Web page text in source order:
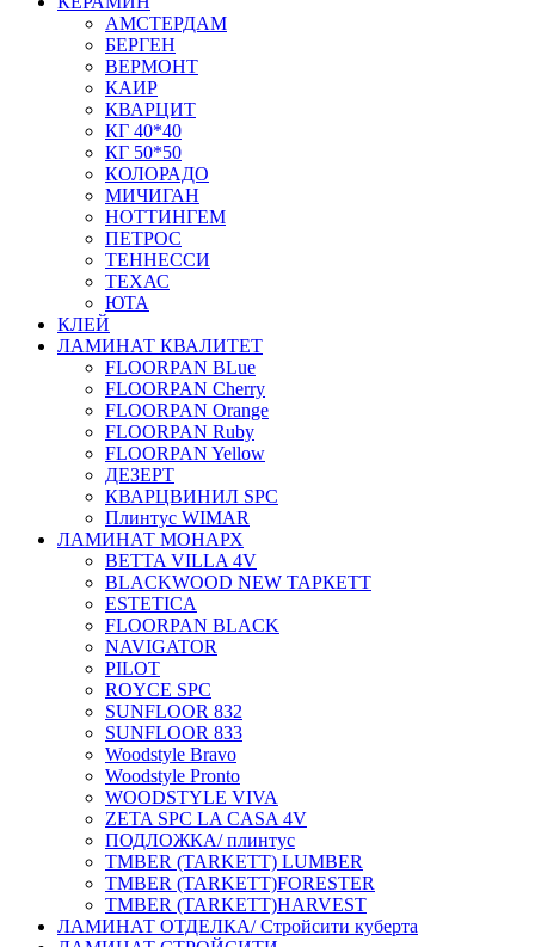
АМСТЕРДАМ
БЕРГЕН
ВЕРМОНТ
КАИР
КВАРЦИТ
КГ 40*40
КГ 50*50
КОЛОРАДО
МИЧИГАН
НОТТИНГЕМ
ПЕТРОС
ТЕННЕССИ
ТЕХАС
ЮТА
КЛЕЙ
ЛАМИНАТ КВАЛИТЕТ
FLOORPAN BLue
FLOORPAN Cherry
FLOORPAN Orange
FLOORPAN Ruby
FLOORPAN Yellow
ДЕЗЕРТ
КВАРЦВИНИЛ SPC
Плинтус WIMAR
ЛАМИНАТ МОНАРХ
BETTA VILLA 4V
BLACKWOOD NEW ТАРКЕТТ
ESTETICA
FLOORPAN BLACK
NAVIGATOR
PILOT
ROYCE SPC
SUNFLOOR 832
SUNFLOOR 833
Woodstyle Bravo
Woodstyle Pronto
WOODSTYLE VIVA
ZETA SPC LA CASA 4V
ПОДЛОЖКА/ плинтус
ТMBER (TARKETT) LUMBER
ТMBER (TARKETT)FORESTER
ТMBER (TARKETT)HARVEST
ЛАМИНАТ ОТДЕЛКА/ Стройсити куберта